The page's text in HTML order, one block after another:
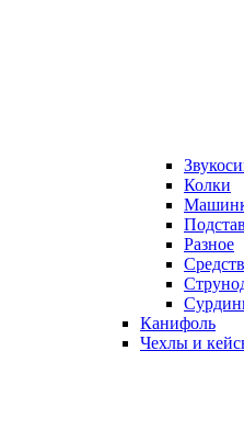
Колки
Разное
Канифоль
Чехлы и